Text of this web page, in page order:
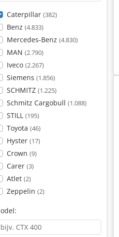
Caterpillar (382)
Benz (4.833)
Mercedes-Benz (4.830)
MAN (2.790)
Iveco (2.267)
Siemens (1.856)
SCHMITZ (1.225)
Schmitz Cargobull (1.088)
STILL (195)
Toyota (46)
Hyster (17)
Crown (9)
Carer (3)
Atlet (2)
Zeppelin (2)